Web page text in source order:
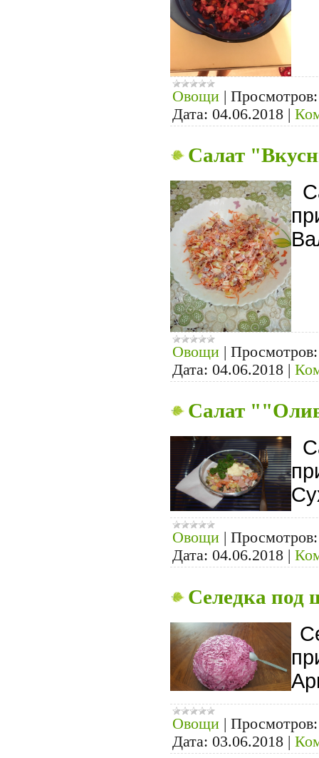
Овощи | Просмотров:
Дата: 04.06.2018 |
Салат
Овощи | Просмотров:
Дата: 04.06.2018 |
Салат
Овощи | Просмотров:
Дата: 04.06.2018 |
Селедка под
Овощи | Просмотров:
Дата: 03.06.2018 |